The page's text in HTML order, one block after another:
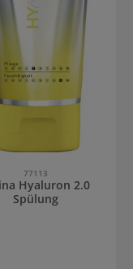
77113
Hyaluron 2.0
Spülung